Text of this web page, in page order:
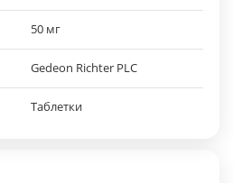
50 мг
Gedeon Richter PLC
Таблетки